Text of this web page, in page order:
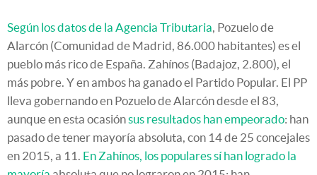
Según los datos de la Agencia Tributaria , Pozuelo de
Alarcón (Comunidad de Madrid, 86.000 habitantes) es el
pueblo más rico de España. Zahínos (Badajoz, 2.800), el
más pobre. Y en ambos ha ganado el Partido Popular. El PP
lleva gobernando en Pozuelo de Alarcón desde el 83,
aunque en esta ocasiónsus resultados han empeorado: han
pasado de tener mayoría absoluta, con 14 de 25 concejales
en 2015, a 11. En Zahínos, los populares sí han logrado la